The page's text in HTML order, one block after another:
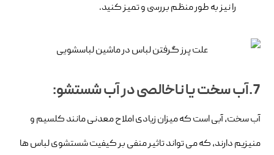
را نیز به طور منظم بررسی و تمیز کنید.
7.آب سخت یا ناخالصی در آب شستشو:
آب سخت، آبی است که میزان زیادی املاح معدنی مانند کلسیم و
منیزیم دارند، که می تواند تاثیر منفی بر کیفیت شستشوی لباس ها